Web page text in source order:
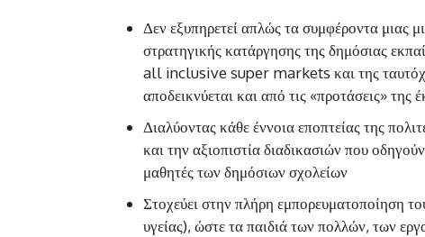
Δεν εξυπηρετεί απλώς τα συμφέροντα μιας
στρατηγικής κατάργησης της δημόσιας
all inclusive super markets και της
αποδεικνύεται και από τις «προτάσεις» της
Διαλύοντας κάθε έννοια εποπτείας της
και την αξιοπιστία διαδικασιών που
μαθητές των δημόσιων σχολείων
Στοχεύει στην πλήρη εμπορευματοποίηση
υγείας), ώστε τα παιδιά των πολλών, των